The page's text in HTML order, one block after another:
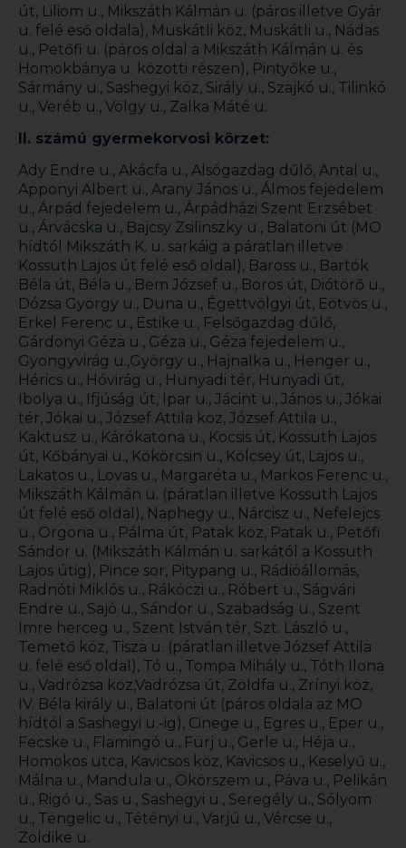
út, Liliom u., Mikszáth Kálmán u. (páros illetve Gyár
u. felé eső oldala), Muskátli köz, Muskátli u., Nádas
u., Petőfi u. (páros oldal a Mikszáth Kálmán u. és
Homokbánya u. közötti részen), Pintyőke u.,
Sármány u., Sashegyi köz, Sirály u., Szajkó u., Tilinkó
u., Veréb u., Völgy u., Zalka Máté u.
II. számú gyermekorvosi körzet:
Ady Endre u., Akácfa u., Alsógazdag dűlő, Antal u.,
Apponyi Albert u., Arany János u., Álmos fejedelem
u., Árpád fejedelem u., Árpádházi Szent Erzsébet
u., Árvácska u., Bajcsy Zsilinszky u., Balatoni út (MO
hídtól Mikszáth K. u. sarkáig a páratlan illetve
Kossuth Lajos út felé eső oldal), Baross u., Bartók
Béla út, Béla u., Bem József u., Boros út, Diótörő u.,
Dózsa György u., Duna u., Égettvölgyi út, Eötvös u.,
Erkel Ferenc u., Estike u., Felsőgazdag dűlő,
Gárdonyi Géza u., Géza u., Géza fejedelem u.,
Gyöngyvirág u.,György u., Hajnalka u., Henger u.,
Hérics u., Hóvirág u., Hunyadi tér, Hunyadi út,
Ibolya u., Ifjúság út, Ipar u., Jácint u., János u., Jókai
tér, Jókai u., József Attila köz, József Attila u.,
Kaktusz u., Kárókatona u., Kocsis út, Kossuth Lajos
út, Kőbányai u., Kökörcsin u., Kölcsey út, Lajos u.,
Lakatos u., Lovas u., Margaréta u., Markos Ferenc u.,
Mikszáth Kálmán u. (páratlan illetve Kossuth Lajos
út felé eső oldal), Naphegy u., Nárcisz u., Nefelejcs
u., Orgona u., Pálma út, Patak köz, Patak u., Petőfi
Sándor u. (Mikszáth Kálmán u. sarkától a Kossuth
Lajos útig), Pince sor, Pitypang u., Rádióállomás,
Radnóti Miklós u., Rákóczi u., Róbert u., Ságvári
Endre u., Sajó u., Sándor u., Szabadság u., Szent
Imre herceg u., Szent István tér, Szt. László u.,
Temető köz, Tisza u. (páratlan illetve József Attila
u. felé eső oldal), Tó u., Tompa Mihály u., Tóth Ilona
u., Vadrózsa köz,Vadrózsa út, Zöldfa u., Zrínyi köz,
IV. Béla király u., Balatoni út (páros oldala az MO
hídtól a Sashegyi u.-ig), Cinege u., Egres u., Eper u.,
Fecske u., Flamingó u., Fürj u., Gerle u., Héja u.,
Homokos utca, Kavicsos köz, Kavicsos u., Keselyű u.,
Málna u., Mandula u., Ökörszem u., Páva u., Pelikán
u., Rigó u., Sas u., Sashegyi u., Seregély u., Sólyom
u., Tengelic u., Tétényi u., Varjú u., Vércse u.,
Zöldike u.